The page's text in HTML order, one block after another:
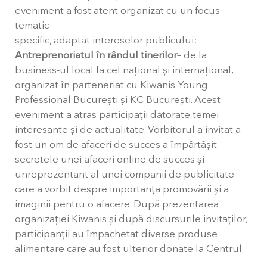
eveniment a fost atent organizat cu un focus
tematic
specific, adaptat intereselor publicului:
Antreprenoriatul în rândul tinerilor– de la
business-ul local la cel național și internațional,
organizat în parteneriat cu Kiwanis Young
Professional București și KC București. Acest
eveniment a atras participații datorate temei
interesante și de actualitate. Vorbitorul a invitat a
fost un om de afaceri de succes a împărtășit
secretele unei afaceri online de succes și
unreprezentant al unei companii de publicitate
care a vorbit despre importanța promovării și a
imaginii pentru o afacere. După prezentarea
organizației Kiwanis și după discursurile invitaților,
participanții au împachetat diverse produse
alimentare care au fost ulterior donate la Centrul